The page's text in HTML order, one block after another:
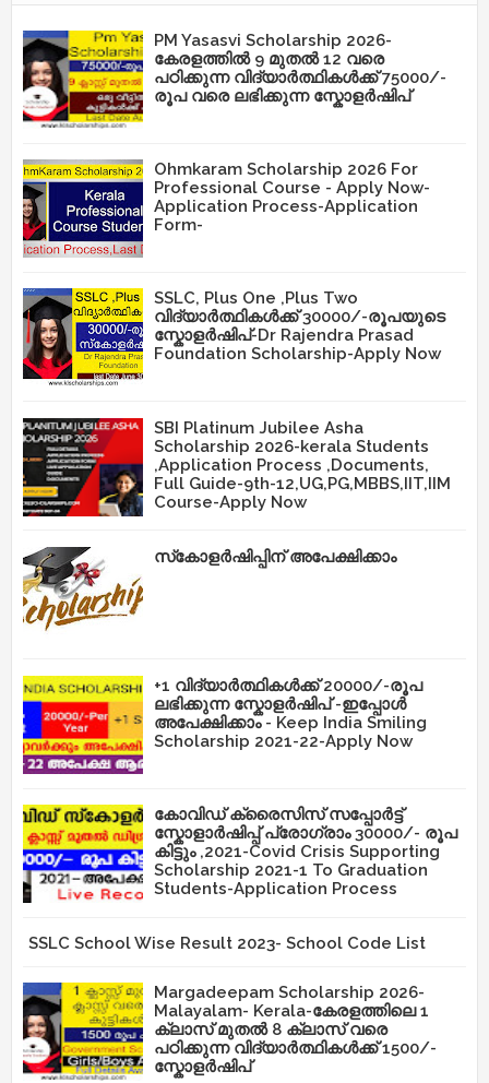
PM Yasasvi Scholarship 2026-
കേരളത്തിൽ 9 മുതൽ 12 വരെ
പഠിക്കുന്ന വിദ്യാർത്ഥികൾക്ക് 75000/-
രൂപ വരെ ലഭിക്കുന്ന സ്കോളർഷിപ്
Ohmkaram Scholarship 2026 For
Professional Course - Apply Now-
Application Process-Application
Form-
SSLC, Plus One ,Plus Two
വിദ്യാർത്ഥികൾക്ക് 30000/-രൂപയുടെ
സ്കോളർഷിപ്-Dr Rajendra Prasad
Foundation Scholarship-Apply Now
SBI Platinum Jubilee Asha
Scholarship 2026-kerala Students
,Application Process ,Documents,
Full Guide-9th-12,UG,PG,MBBS,IIT,IIM
Course-Apply Now
സ്‌കോളർഷിപ്പിന് അപേക്ഷിക്കാം
+1 വിദ്യാർത്ഥികൾക്ക് 20000/-രൂപ
ലഭിക്കുന്ന സ്കോളർഷിപ് -ഇപ്പോൾ
അപേക്ഷിക്കാം - Keep India Smiling
Scholarship 2021-22-Apply Now
കോവിഡ് ക്രൈസിസ് സപ്പോർട്ട്
സ്കോളാർഷിപ്പ് പ്രോഗ്രാം 30000/- രൂപ
കിട്ടും ,2021-Covid Crisis Supporting
Scholarship 2021-1 To Graduation
Students-Application Process
SSLC School Wise Result 2023- School Code List
Margadeepam Scholarship 2026-
Malayalam- Kerala-കേരളത്തിലെ 1
ക്ലാസ് മുതൽ 8 ക്ലാസ് വരെ
പഠിക്കുന്ന വിദ്യാർത്ഥികൾക്ക് 1500/-
സ്കോളർഷിപ്